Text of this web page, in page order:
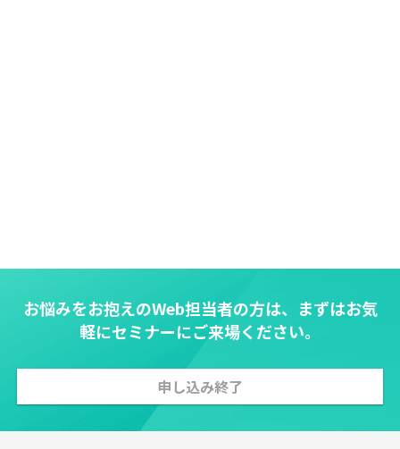
お悩みをお抱えのWeb担当者の方は、まずはお気
軽にセミナーにご来場ください。
申し込み終了